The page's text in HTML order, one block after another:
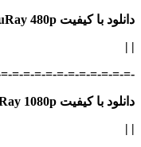
دانلود با کیفیت BluRay 480p ریلیز F2M
|
|
=-=-=-=-=-=-=-=-=-=-=-
دانلود با کیفیت BluRay 1080p ریلیز F2M
|
|